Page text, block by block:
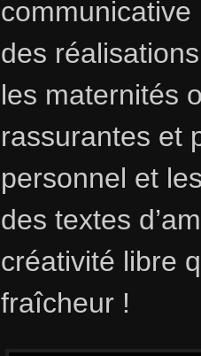
des
les maternités
rassurantes et
personnel et
des textes
créativité libre
fraîcheur !